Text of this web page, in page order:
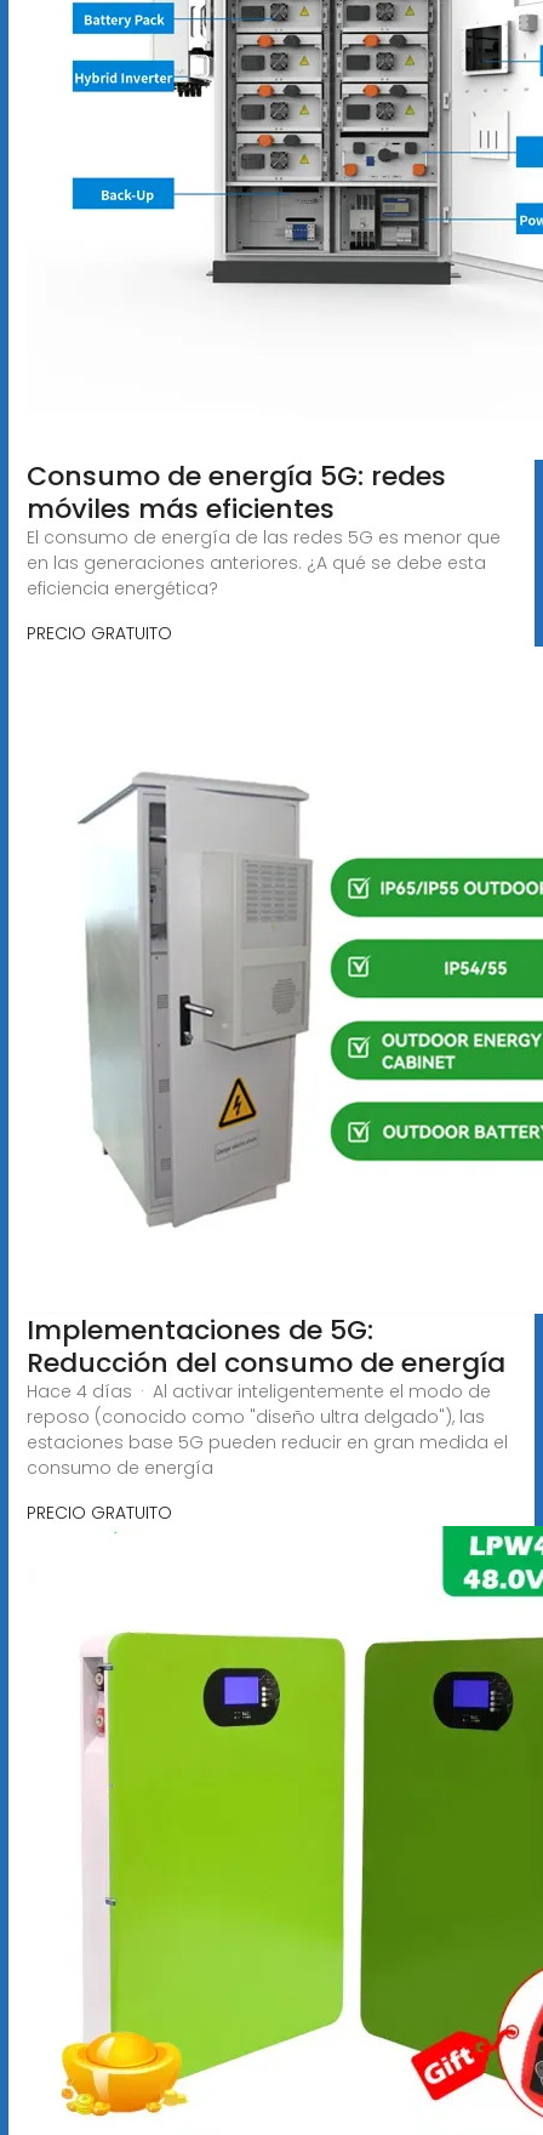
Consumo de energía 5G: redes
móviles más eficientes
El consumo de energía de las redes 5G es menor que
en las generaciones anteriores. ¿A qué se debe esta
eficiencia energética?
PRECIO GRATUITO
Implementaciones de 5G:
Reducción del consumo de energía
Hace 4 días · Al activar inteligentemente el modo de
reposo (conocido como "diseño ultra delgado"), las
estaciones base 5G pueden reducir en gran medida el
consumo de energía
PRECIO GRATUITO